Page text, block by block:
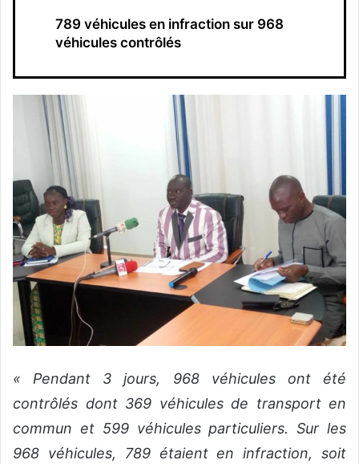
789 véhicules en infraction sur 968
véhicules contrôlés
« Pendant 3 jours, 968 véhicules ont été
contrôlés dont 369 véhicules de transport en
commun et 599 véhicules particuliers. Sur les
968 véhicules, 789 étaient en infraction, soit